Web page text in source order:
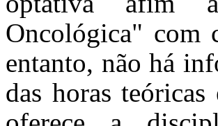
Oncológica" com
entanto, não há
das horas